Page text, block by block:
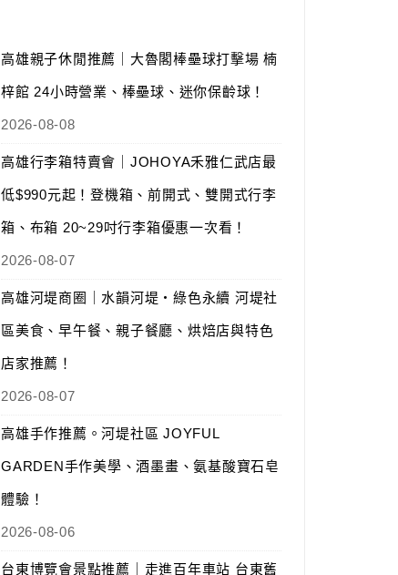
高雄親子休閒推薦｜大魯閣棒壘球打擊場 楠
梓館 24小時營業、棒壘球、迷你保齡球！
2026-08-08
高雄行李箱特賣會｜JOHOYA禾雅仁武店最
低$990元起！登機箱、前開式、雙開式行李
箱、布箱 20~29吋行李箱優惠一次看！
2026-08-07
高雄河堤商圈｜水韻河堤‧綠色永續 河堤社
區美食、早午餐、親子餐廳、烘焙店與特色
店家推薦！
2026-08-07
高雄手作推薦。河堤社區 JOYFUL
GARDEN手作美學、酒墨畫、氨基酸寶石皂
體驗！
2026-08-06
台東博覽會景點推薦｜走進百年車站 台東舊